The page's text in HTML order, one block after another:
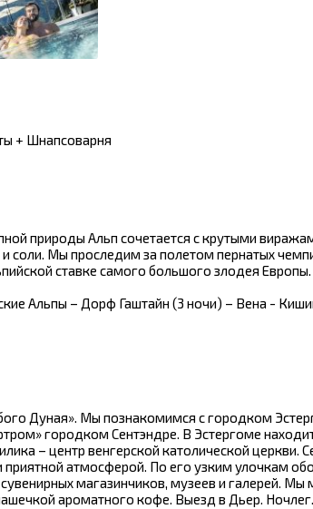
+ Шнапсоварня
природы Альп сочетается с крутыми
соли. Мы проследим за полетом пернатых
ставке самого большого злодея Европы.
Альпы – Дорф Гаштайн (3 ночи) – Вена -
Дуная». Мы познакомимся с городком
городком Сентэндре. В Эстергоме
– центр венгерской католической церкви.
атмосферой. По его узким улочкам
магазинчиков, музеев и галерей.
ароматного кофе. Выезд в Дьер. Ночлег.